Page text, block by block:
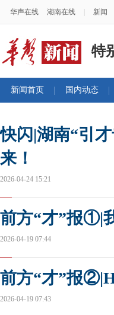
华声在线 湖南在线 新闻
特
新闻首页 国内动态
快闪|湖南“引
来！
2026-04-24 15:21
前方“才”报①|
2026-04-19 07:44
前方“才”报
2026-04-19 07:43